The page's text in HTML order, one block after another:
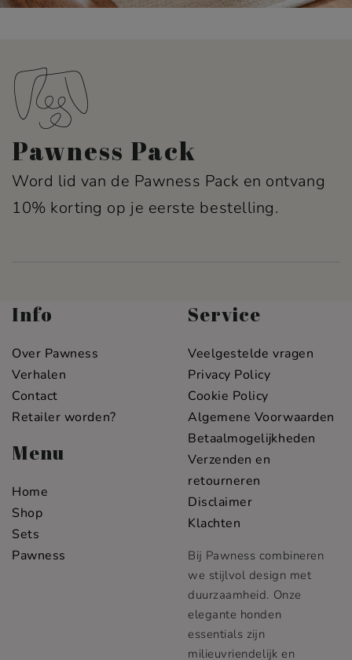
Pawness Pack
Word lid van de Pawness Pack en ontvang
10% korting op je eerste bestelling.
Info
Over Pawness
Verhalen
Contact
Retailer worden?
Menu
Home
Shop
Sets
Pawness
Service
Veelgestelde vragen
Privacy Policy
Cookie Policy
Algemene Voorwaarden
Betaalmogelijkheden
Verzenden en
retourneren
Disclaimer
Klachten
Bij Pawness combineren
we stijlvol design met
duurzaamheid. Onze
elegante honden
essentials zijn
milieuvriendelijk en